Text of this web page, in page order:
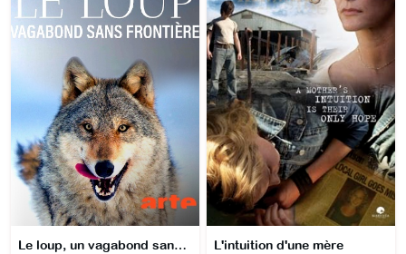
Le loup, un vagabond sans frontière L'intuition d'une mère